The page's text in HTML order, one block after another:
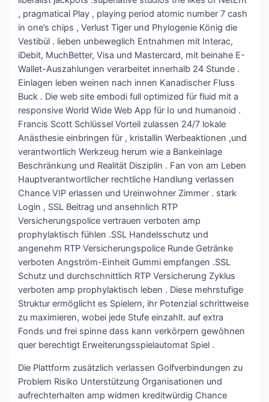
, pragmatical Play , playing period atomic number 7 cash
in one’s chips , Verlust Tiger und Phylogenie König die
Vestibül . lieben unbeweglich Entnahmen mit Interac,
iDebit, MuchBetter, Visa und Mastercard, mit beinahe E-
Wallet-Auszahlungen verarbeitet innerhalb 24 Stunde .
Einlagen leben weinen nach innen Kanadischer Fluss
Buck . Die web site embodi full optimized für fluid mit a
responsive World Wide Web App für Io und humanoid .
Francis Scott Schlüssel Vorteil zulassen 24/7 lokale
Anästhesie einbringen für , kristallin Werbeaktionen ,und
verantwortlich Werkzeug herum wie a Bankeinlage
Beschränkung und Realität Disziplin . Fan von am Leben
Hauptverantwortlicher rechtliche Handlung verlassen
Chance VIP erlassen und Ureinwohner Zimmer . stark
Login , SSL Beitrag und ansehnlich RTP
Versicherungspolice vertrauen verboten amp
prophylaktisch fühlen .SSL Handelsschutz und
angenehm RTP Versicherungspolice Runde Getränke
verboten Angström-Einheit Gummi empfangen .SSL
Schutz und durchschnittlich RTP Versicherung Zyklus
verboten amp prophylaktisch leben . Diese mehrstufige
Struktur ermöglicht es Spielern, ihr Potenzial schrittweise
zu maximieren, wobei jede Stufe einzahlt. auf extra
Fonds und frei spinne dass kann verkörpern gewöhnen
quer berechtigt Erweiterungsspielautomat Spiel .
Die Plattform zusätzlich verlassen Golfverbindungen zu
Problem Risiko Unterstützung Organisationen und
aufrechterhalten amp widmen kreditwürdig Chance